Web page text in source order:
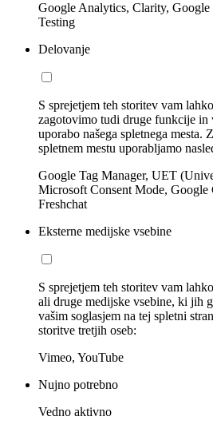
Google Analytics, Clarity,
Testing
Delovanje
S sprejetjem teh storitev vam
zagotovimo tudi druge funkcije in
uporabo našega spletnega mesta.
spletnem mestu uporabljamo
Google Tag Manager, UET
Microsoft Consent Mode, Google
Freshchat
Eksterne medijske vsebine
S sprejetjem teh storitev vam
ali druge medijske vsebine, ki jih
vašim soglasjem na tej spletni
storitve tretjih oseb:
Vimeo, YouTube
Nujno potrebno
Vedno aktivno